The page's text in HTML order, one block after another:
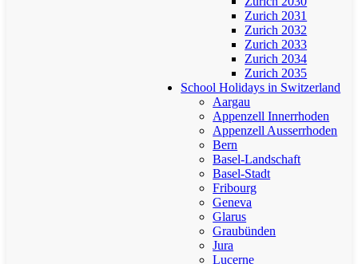
Zurich 2031
Zurich 2032
Zurich 2033
Zurich 2034
Zurich 2035
School Holidays in Switzerland
Aargau
Appenzell Innerrhoden
Appenzell Ausserrhoden
Bern
Basel-Landschaft
Basel-Stadt
Fribourg
Geneva
Glarus
Graubünden
Jura
Lucerne